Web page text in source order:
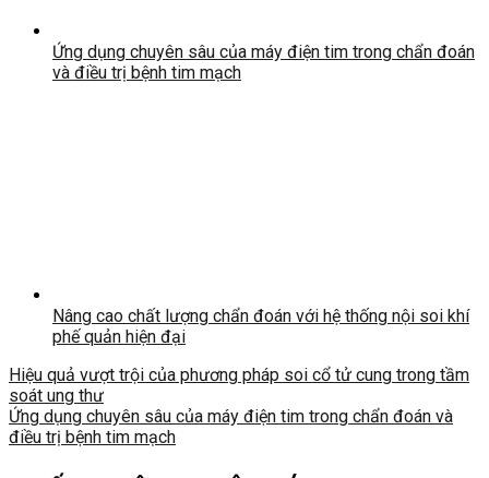
Ứng dụng chuyên sâu của máy điện tim trong chẩn đoán
và điều trị bệnh tim mạch
Nâng cao chất lượng chẩn đoán với hệ thống nội soi khí
phế quản hiện đại
Hiệu quả vượt trội của phương pháp soi cổ tử cung trong tầm
soát ung thư
Ứng dụng chuyên sâu của máy điện tim trong chẩn đoán và
điều trị bệnh tim mạch